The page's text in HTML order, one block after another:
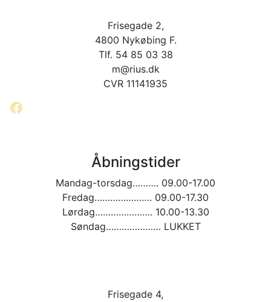
Frisegade 2,
4800 Nykøbing F.
Tlf. 54 85 03 38
m@rius.dk
CVR 11141935
Facebook
Åbningstider
Mandag-torsdag………. 09.00-17.00
Fredag…………………. 09.00-17.30
Lørdag…………………. 10.00-13.30
Søndag………………… LUKKET
Frisegade 4,